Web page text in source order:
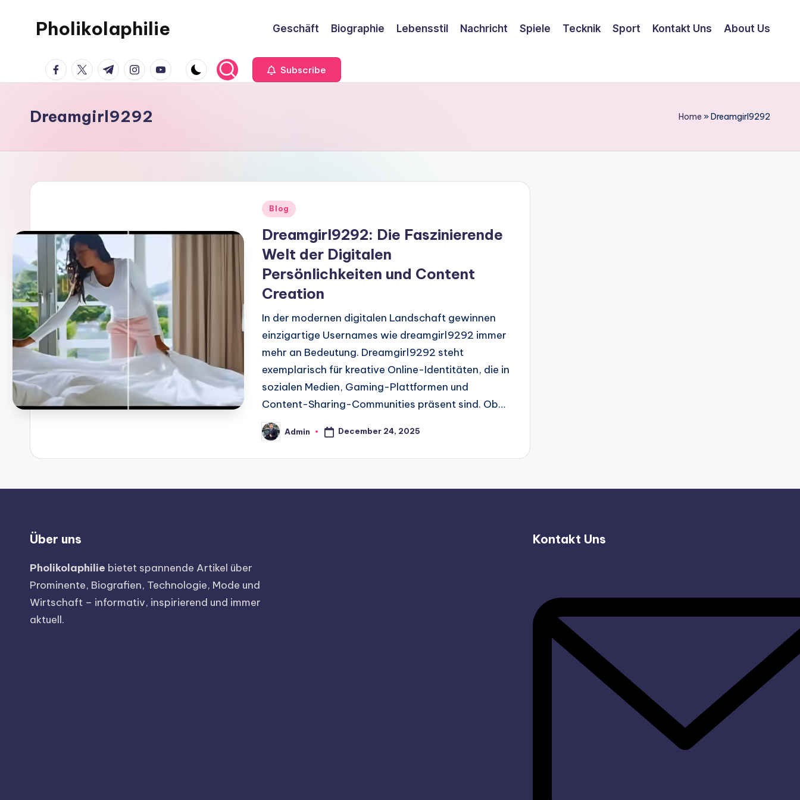
Pholikolaphilie Geschäft Biographie Lebensstil Nachricht Spiele Tecknik Sport Kontakt Uns About Us
Subscribe
Dreamgirl9292 Home »Dreamgirl9292
Blog
Dreamgirl9292: Die Faszinierende
Welt der Digitalen
Persönlichkeiten und Content
Creation
In der modernen digitalen Landschaft gewinnen
einzigartige Usernames wie dreamgirl9292 immer
mehr an Bedeutung. Dreamgirl9292 steht
exemplarisch für kreative Online-Identitäten, die in
sozialen Medien, Gaming-Plattformen und
Content-Sharing-Communities präsent sind. Ob…
Admin December 24, 2025
Über uns
Pholikolaphilie bietet spannende Artikel über
Prominente, Biografien, Technologie, Mode und
Wirtschaft – informativ, inspirierend und immer
aktuell.
Kontakt Uns